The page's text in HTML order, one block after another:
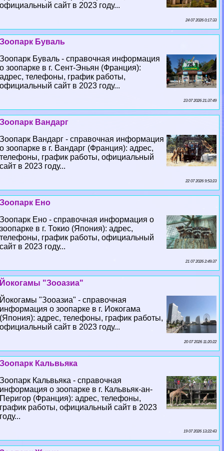
официальный сайт в 2023 году...
24 07 2026 0:17:33
Зоопарк Буваль
Зоопарк Буваль - справочная информация
о зоопарке в г. Сент-Эньян (Франция):
адрес, телефоны, график работы,
официальный сайт в 2023 году...
23 07 2026 21:37:49
Зоопарк Вандарг
Зоопарк Вандарг - справочная информация
о зоопарке в г. Вандарг (Франция): адрес,
телефоны, график работы, официальный
сайт в 2023 году...
22 07 2026 9:53:23
Зоопарк Ено
Зоопарк Ено - справочная информация о
зоопарке в г. Токио (Япония): адрес,
телефоны, график работы, официальный
сайт в 2023 году...
21 07 2026 2:49:37
Йокогамы "Зооазиа"
Йокогамы "Зооазиа" - справочная
информация о зоопарке в г. Иокогама
(Япония): адрес, телефоны, график работы,
официальный сайт в 2023 году...
20 07 2026 11:20:22
Зоопарк Кальвьяка
Зоопарк Кальвьяка - справочная
информация о зоопарке в г. Кальвьяк-ан-
Перигор (Франция): адрес, телефоны,
график работы, официальный сайт в 2023
году...
19 07 2026 13:22:43